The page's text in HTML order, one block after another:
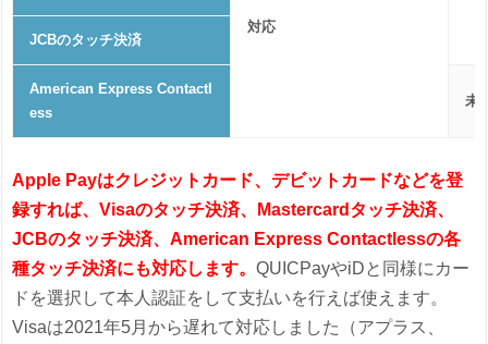
対応
JCBのタッチ決済
American Express Contactl
ess
未
Apple Payはクレジットカード、デビットカードなどを登
録すれば、Visaのタッチ決済、Mastercardタッチ決済、
JCBのタッチ決済、American Express Contactlessの各
種タッチ決済にも対応します。QUICPayやiDと同様にカー
ドを選択して本人認証をして支払いを行えば使えます。
Visaは2021年5月から遅れて対応しました（アプラス、